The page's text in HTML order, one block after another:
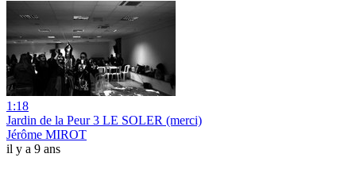
1:18
Jardin de la Peur 3 LE SOLER (merci)
Jérôme MIROT
il y a 9 ans